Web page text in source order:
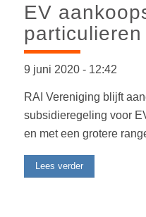
EV
9 juni 2020 -12:42
RAI Vereniging blijft
subsidieregeling voor
en met een grotere
Lees verder